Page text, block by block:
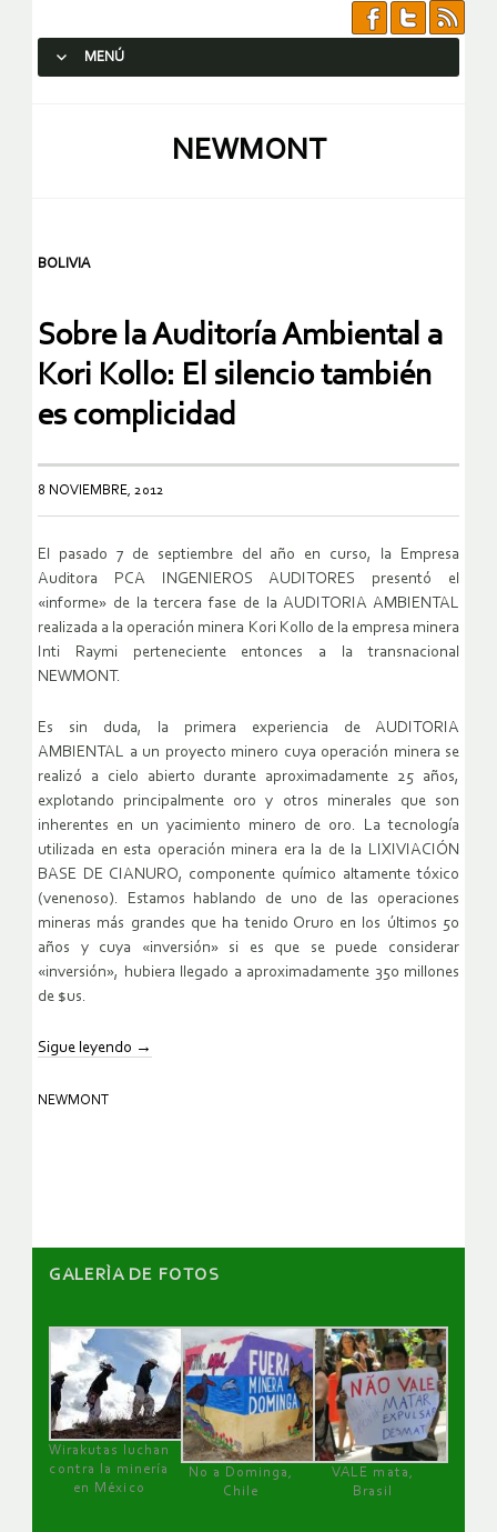
MENÚ
NEWMONT
BOLIVIA
Sobre la Auditoría Ambiental a
Kori Kollo: El silencio también
es complicidad
8 NOVIEMBRE, 2012
El pasado 7 de septiembre del año en curso, la Empresa
Auditora PCA INGENIEROS AUDITORES presentó el
«informe» de la tercera fase de la AUDITORIA AMBIENTAL
realizada a la operación minera Kori Kollo de la empresa minera
Inti Raymi perteneciente entonces a la transnacional
NEWMONT.
Es sin duda, la primera experiencia de AUDITORIA
AMBIENTAL a un proyecto minero cuya operación minera se
realizó a cielo abierto durante aproximadamente 25 años,
explotando principalmente oro y otros minerales que son
inherentes en un yacimiento minero de oro. La tecnología
utilizada en esta operación minera era la de la LIXIVIACIÓN
BASE DE CIANURO, componente químico altamente tóxico
(venenoso). Estamos hablando de uno de las operaciones
mineras más grandes que ha tenido Oruro en los últimos 50
años y cuya «inversión» si es que se puede considerar
«inversión», hubiera llegado a aproximadamente 350 millones
de $us.
Sigue leyendo →
NEWMONT
GALERÌA DE FOTOS
Wirakutas luchan
contra la minería
en México
No a Dominga,
Chile
VALE mata,
Brasil